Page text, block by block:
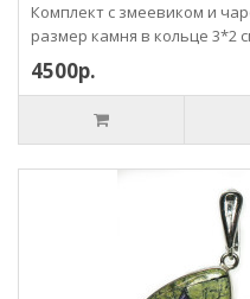
Комплект с змеевиком и
размер камня в кольце 3*2
4500р.